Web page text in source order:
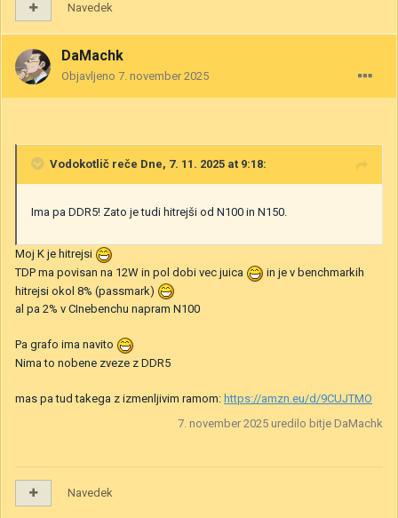
Navedek
DaMachk
Objavljeno 7. november 2025
Vodokotlič reče Dne, 7. 11. 2025 at 9:18:
Ima pa DDR5! Zato je tudi hitrejši od N100 in N150.
Moj K je hitrejsi
TDP ma povisan na 12W in pol dobi vec juica
in je v benchmarkih
hitrejsi okol 8% (passmark)
al pa 2% v CInebenchu napram N100
Pa grafo ima navito
Nima to nobene zveze z DDR5
mas pa tud takega z izmenljivim ramom: https://amzn.eu/d/9CUJTMO
7. november 2025 uredilo bitje DaMachk
Navedek